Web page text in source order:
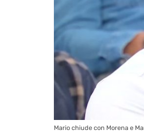
Mario chiude con Morena e